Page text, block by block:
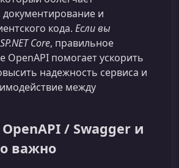
документирование и
кода. Если вы
Core, правильное
OpenAPI помогает ускорить
надежность сервиса и
между
/ Swagger и
важно